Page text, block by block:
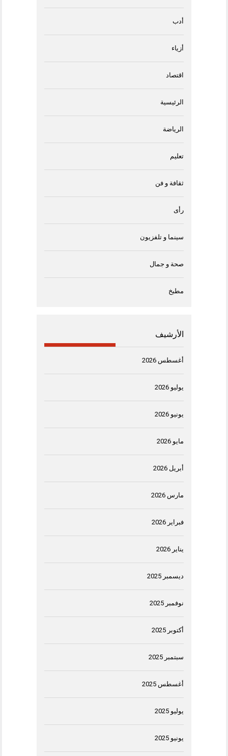
أدب
أزياء
اقتصاد
الرئيسية
الرياضة
تعليم
ثقافة و فن
رأى
سينما و تلفزيون
صحة و جمال
مطبخ
الأرشيف
أغسطس 2026
يوليو 2026
يونيو 2026
مايو 2026
أبريل 2026
مارس 2026
فبراير 2026
يناير 2026
ديسمبر 2025
نوفمبر 2025
أكتوبر 2025
سبتمبر 2025
أغسطس 2025
يوليو 2025
يونيو 2025